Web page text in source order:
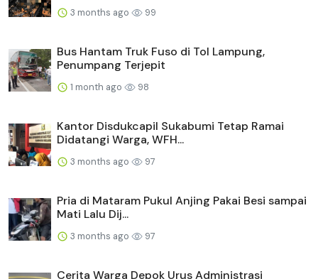
3 months ago 99
Bus Hantam Truk Fuso di Tol Lampung,
Penumpang Terjepit
1 month ago 98
Kantor Disdukcapil Sukabumi Tetap Ramai
Didatangi Warga, WFH...
3 months ago 97
Pria di Mataram Pukul Anjing Pakai Besi sampai
Mati Lalu Dij...
3 months ago 97
Cerita Warga Depok Urus Administrasi